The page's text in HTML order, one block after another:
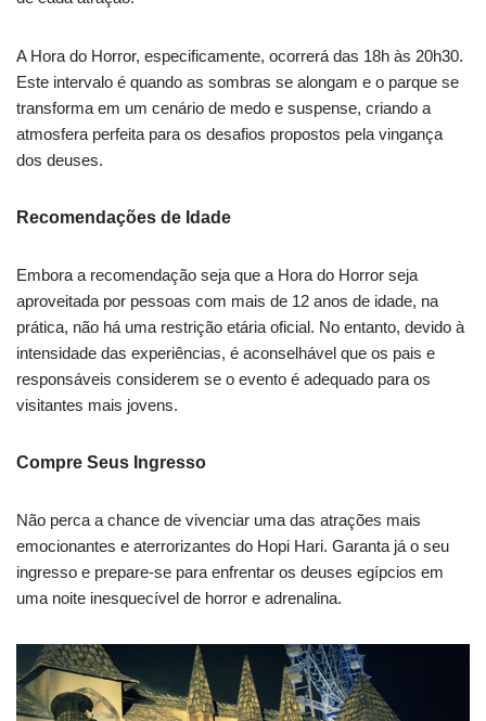
A Hora do Horror, especificamente, ocorrerá das 18h às 20h30.
Este intervalo é quando as sombras se alongam e o parque se
transforma em um cenário de medo e suspense, criando a
atmosfera perfeita para os desafios propostos pela vingança
dos deuses.
Recomendações de Idade
Embora a recomendação seja que a Hora do Horror seja
aproveitada por pessoas com mais de 12 anos de idade, na
prática, não há uma restrição etária oficial. No entanto, devido à
intensidade das experiências, é aconselhável que os pais e
responsáveis considerem se o evento é adequado para os
visitantes mais jovens.
Compre Seus Ingresso
Não perca a chance de vivenciar uma das atrações mais
emocionantes e aterrorizantes do Hopi Hari. Garanta já o seu
ingresso e prepare-se para enfrentar os deuses egípcios em
uma noite inesquecível de horror e adrenalina.